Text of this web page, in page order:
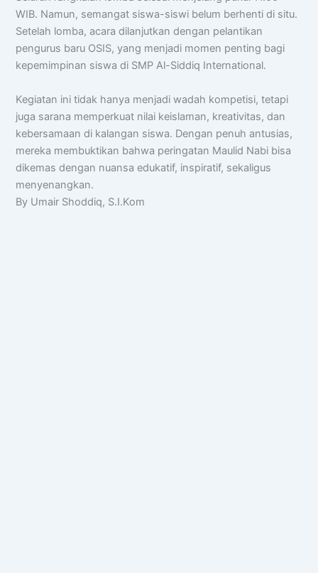
WIB. Namun, semangat siswa-siswi belum berhenti di situ.
Setelah lomba, acara dilanjutkan dengan pelantikan
pengurus baru OSIS, yang menjadi momen penting bagi
kepemimpinan siswa di SMP Al-Siddiq International.
Kegiatan ini tidak hanya menjadi wadah kompetisi, tetapi
juga sarana memperkuat nilai keislaman, kreativitas, dan
kebersamaan di kalangan siswa. Dengan penuh antusias,
mereka membuktikan bahwa peringatan Maulid Nabi bisa
dikemas dengan nuansa edukatif, inspiratif, sekaligus
menyenangkan.
By Umair Shoddiq, S.I.Kom